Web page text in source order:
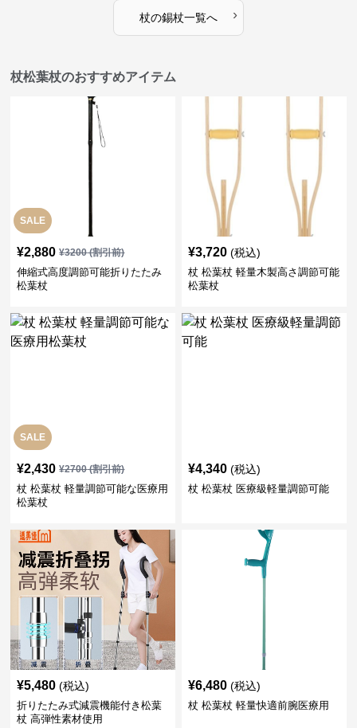
杖の錫杖一覧へ ›
杖松葉杖のおすすめアイテム
SALE
¥2,880 ¥3200(割引前)
伸縮式高度調節可能折りたたみ
松葉杖
¥3,720 (税込)
杖 松葉杖 軽量木製高さ調節可能
松葉杖
SALE
¥2,430 ¥2700(割引前)
杖 松葉杖 軽量調節可能な医療用
松葉杖
¥4,340 (税込)
杖 松葉杖 医療級軽量調節可能
¥5,480 (税込)
折りたたみ式減震機能付き松葉
杖 高弾性素材使用
¥6,480 (税込)
杖 松葉杖 軽量快適前腕医療用